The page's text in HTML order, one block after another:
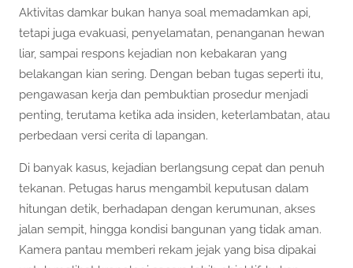
Aktivitas damkar bukan hanya soal memadamkan api,
tetapi juga evakuasi, penyelamatan, penanganan hewan
liar, sampai respons kejadian non kebakaran yang
belakangan kian sering. Dengan beban tugas seperti itu,
pengawasan kerja dan pembuktian prosedur menjadi
penting, terutama ketika ada insiden, keterlambatan, atau
perbedaan versi cerita di lapangan.
Di banyak kasus, kejadian berlangsung cepat dan penuh
tekanan. Petugas harus mengambil keputusan dalam
hitungan detik, berhadapan dengan kerumunan, akses
jalan sempit, hingga kondisi bangunan yang tidak aman.
Kamera pantau memberi rekam jejak yang bisa dipakai